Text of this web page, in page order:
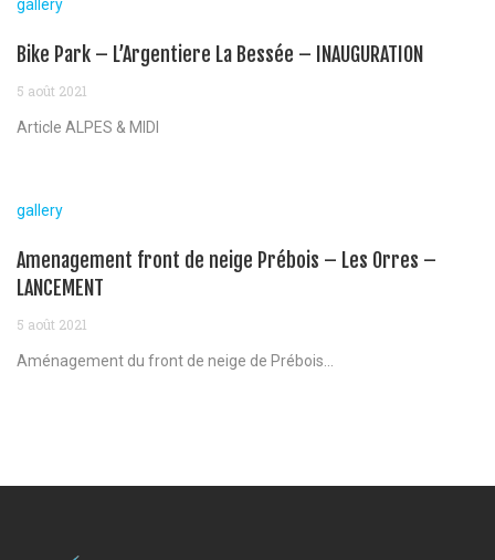
gallery
Bike Park – L’Argentiere La Bessée – INAUGURATION
5 août 2021
Article ALPES & MIDI
gallery
Amenagement front de neige Prébois – Les Orres –
LANCEMENT
5 août 2021
Aménagement du front de neige de Prébois...